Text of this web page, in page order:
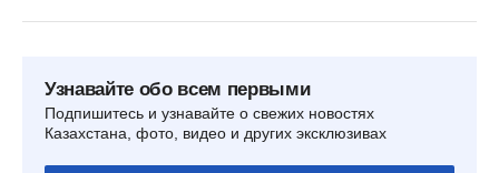
Узнавайте обо всем первыми
Подпишитесь и узнавайте о свежих новостях
Казахстана, фото, видео и других эксклюзивах